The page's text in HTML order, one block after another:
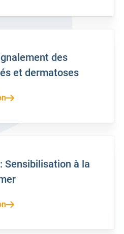
des
et dermatoses
Sensibilisation à la